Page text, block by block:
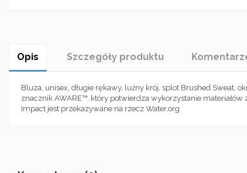
Opis Szczegóły produktu
Bluza, unisex, długie rękawy, luźny krój, splot Brushed Sweat,
znacznik AWARE™, który potwierdza wykorzystanie
Impact jest przekazywane na rzecz Water.org